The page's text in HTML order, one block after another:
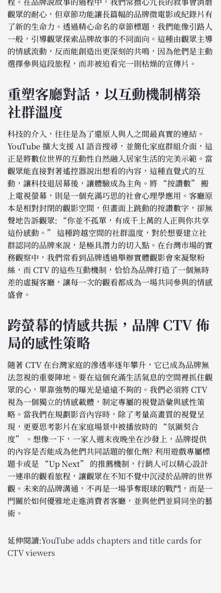
觀眾的耐心，但章節功能讓長篇幅的品牌微電影或紀錄片有
了新的生命力。透過精心命名的章節標題，我們能像引路人
一般，引導觀眾探索品牌故事的不同面向。這種由觀眾主導
的情感流動，反而能創造出更深刻的共鳴，因為他們是主動
選擇參與這段旅程，而非被迫看完一則枯燥的宣傳片。
重塑客廳對話，以互動機制構築
社群溫度
科技的介入，往往是為了還原人與人之間最真實的連結。
YouTube 擴大支援 AI 語音搜尋，並簡化家庭群組介面，這
正是將數位世界的互動性自然融入居家生活的完美示範。當
觀眾能直接對著遙控器說出想看的內容，這種直覺式的互
動，讓科技退居幕後，讓體驗成為主角。將 “按讚數” 搬
上電視螢幕，則是一個充滿巧思的社會心理學應用。客廳原
本是相對封閉的觀影空間，但畫面上跳動的按讚數字，卻無
聲地告訴觀眾: “你並不孤單，有成千上萬的人正與你共享
這份感動。” 這種跨越空間的社群溫度，對於想要建立社
群認同的品牌來說，是極具潛力的切入點。在台灣市場的實
務觀察中，我們常看到品牌透過舉辦實體觀影會來凝聚粉
絲，而 CTV 的這些互動機制，恰恰為品牌打造了一個無時
差的虛擬客廳，讓每一次的觀看都成為一場共同參與的情感
盛會。
跨螢幕的情感共振，品牌 CTV 佈
局的感性策略
隨著 CTV 在台灣家庭的滲透率逐年攀升，它已成為品牌無
法忽視的重要陣地。要在這個充滿生活氣息的空間裡抓住觀
眾的心，單靠強勢的曝光是遠遠不夠的。我們必須將 CTV
視為一個獨立的情感載體，制定專屬的視覺語彙與感性策
略。當我們在規劃影音內容時，除了考量高畫質的視覺呈
現，更要思考影片在家庭場景中被播放時的 “氛圍契合
度” 。想像一下，一家人週末夜晚坐在沙發上，品牌提供
的內容是否能成為他們共同話題的催化劑? 利用遊戲專屬標
題卡或是 “Up Next” 的推薦機制，行銷人可以精心設計
一連串的觀看旅程，讓觀眾在不知不覺中沉浸於品牌的世界
觀。未來的品牌溝通，不再是一場爭奪眼球的戰鬥，而是一
門關於如何優雅地走進消費者客廳，並與他們並肩同坐的藝
術。
延伸閱讀:YouTube adds chapters and title cards for
CTV viewers